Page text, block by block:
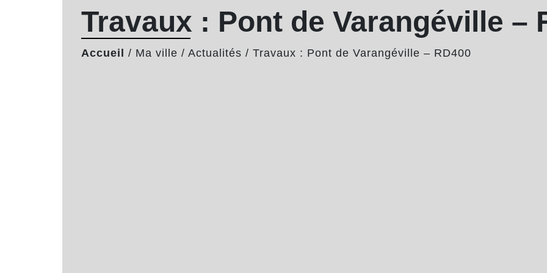
Travaux : Pont de Varangéville –
Accueil / Ma ville / Actualités / Travaux : Pont de Varangéville – RD400